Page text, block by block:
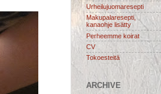
Urheilujuomaresepti
Makupalaresepti,
kanaohje lisätty
Perheemme koirat
CV
Tokoesteitä
ARCHIVE